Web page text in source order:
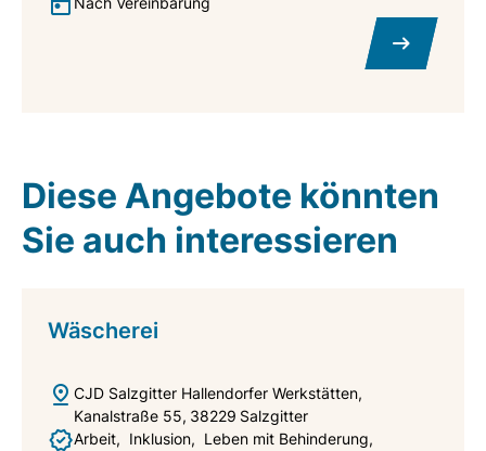
Diese Angebote könnten
Sie auch interessieren
Wäscherei
CJD Salzgitter Hallendorfer Werkstätten
Kanalstraße 55 38229 Salzgitter
Arbeit
Inklusion
Leben mit Behinderung